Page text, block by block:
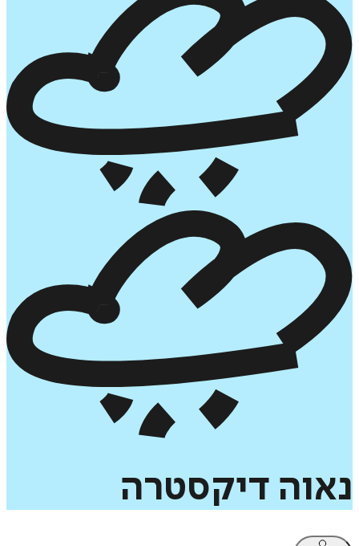
נאוה דיקסטרה